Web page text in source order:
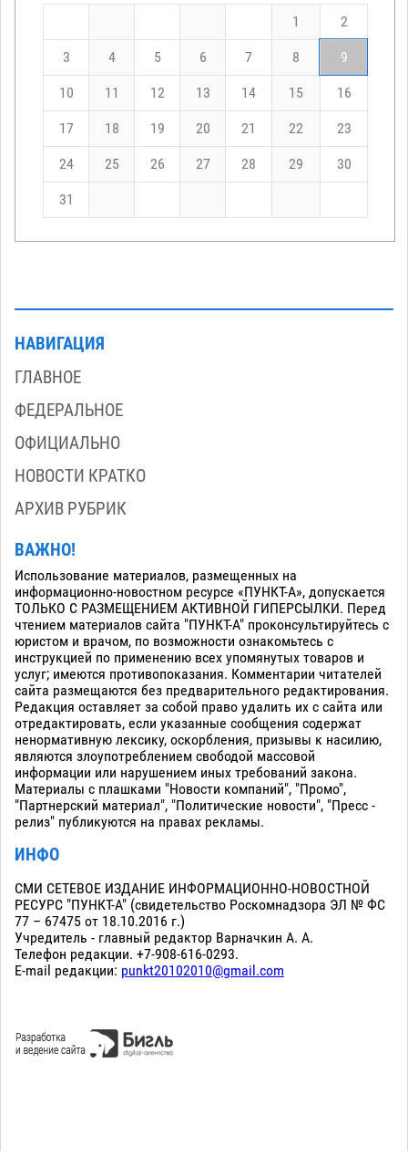
1 2
3 4 5 6 7 8 9
10 11 12 13 14 15 16
17 18 19 20 21 22 23
24 25 26 27 28 29 30
31
НАВИГАЦИЯ
ГЛАВНОЕ
ФЕДЕРАЛЬНОЕ
ОФИЦИАЛЬНО
НОВОСТИ КРАТКО
АРХИВ РУБРИК
ВАЖНО!
Использование материалов, размещенных на
информационно-новостном ресурсе «ПУНКТ-А», допускается
ТОЛЬКО С РАЗМЕЩЕНИЕМ АКТИВНОЙ ГИПЕРСЫЛКИ. Перед
чтением материалов сайта "ПУНКТ-А" проконсультируйтесь с
юристом и врачом, по возможности ознакомьтесь с
инструкцией по применению всех упомянутых товаров и
услуг; имеются противопоказания. Комментарии читателей
сайта размещаются без предварительного редактирования.
Редакция оставляет за собой право удалить их с сайта или
отредактировать, если указанные сообщения содержат
ненормативную лексику, оскорбления, призывы к насилию,
являются злоупотреблением свободой массовой
информации или нарушением иных требований закона.
Материалы с плашками "Новости компаний", "Промо",
"Партнерский материал", "Политические новости", "Пресс -
релиз" публикуются на правах рекламы.
ИНФО
СМИ СЕТЕВОЕ ИЗДАНИЕ ИНФОРМАЦИОННО-НОВОСТНОЙ
РЕСУРС "ПУНКТ-А" (свидетельство Роскомнадзора ЭЛ № ФС
77 – 67475 от 18.10.2016 г.)
Учредитель - главный редактор Варначкин А. А.
Телефон редакции. +7-908-616-0293.
E-mail редакции: punkt20102010@gmail.com